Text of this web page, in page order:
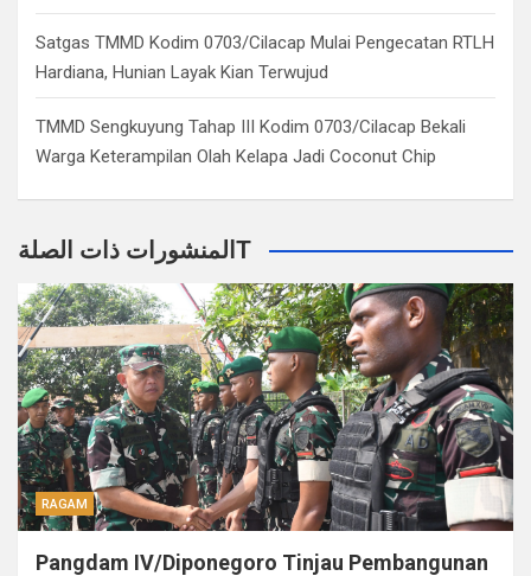
Satgas TMMD Kodim 0703/Cilacap Mulai Pengecatan RTLH
Hardiana, Hunian Layak Kian Terwujud
TMMD Sengkuyung Tahap III Kodim 0703/Cilacap Bekali
Warga Keterampilan Olah Kelapa Jadi Coconut Chip
المنشورات ذات الصلةT
RAGAM
Pangdam IV/Diponegoro Tinjau Pembangunan